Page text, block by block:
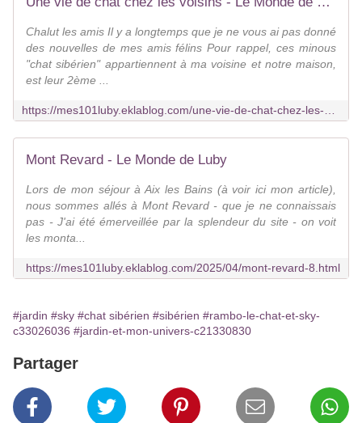
Chalut les amis Il y a longtemps que je ne vous ai pas donné
des nouvelles de mes amis félins Pour rappel, ces minous
"chat sibérien" appartiennent à ma voisine et notre maison,
est leur 2ème ...
Mont Revard - Le Monde de Luby
Lors de mon séjour à Aix les Bains (à voir ici mon article),
nous sommes allés à Mont Revard - que je ne connaissais
pas - J'ai été émerveillée par la splendeur du site - on voit
les monta...
https://mes101luby.eklablog.com/2025/04/mont-revard-8.html
#jardin #sky #chat sibérien #sibérien #rambo-le-chat-et-sky-
c33026036 #jardin-et-mon-univers-c21330830
Partager